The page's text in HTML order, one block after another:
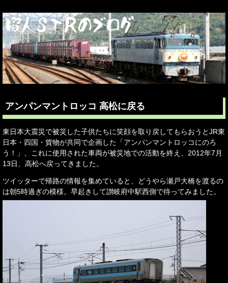
アンパンマントロッコ 高松に戻る
東日本大震災で被災した子供たちに笑顔を取り戻してもらおうとJR東
日本・四国・貨物が共同で企画した「アンパンマントロッコにのろ
う！」、これに使用された車両が被災地での活動を終え、2012年7月
13日、高松へ戻ってきました。
ツイッターで帰路の情報を集めていると、どうやら瀬戸大橋を渡るの
は朝5時過ぎの模様。早起きして讃岐府中駅西側で待ってみました。